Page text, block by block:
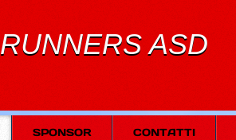
ASD
SPONSOR CONTATTI